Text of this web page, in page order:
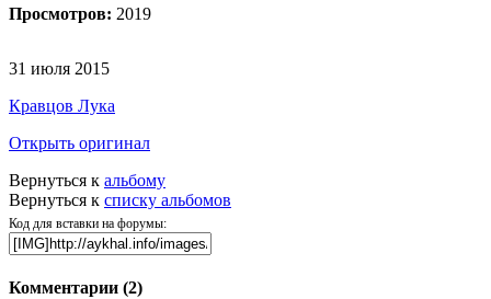
Просмотров: 2019
31 июля 2015
Кравцов Лука
Открыть оригинал
Вернуться к альбому
Вернуться к списку альбомов
Код для вставки на форумы:
Комментарии (2)